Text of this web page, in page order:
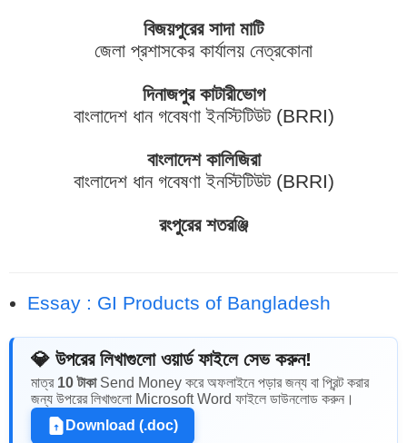
বিজয়পুরের সাদা মাটি
জেলা প্রশাসকের কার্যালয় নেত্রকোনা
দিনাজপুর কাটারীভোগ
বাংলাদেশ ধান গবেষণা ইনস্টিটিউট (BRRI)
বাংলাদেশ কালিজিরা
বাংলাদেশ ধান গবেষণা ইনস্টিটিউট (BRRI)
রংপুরের শতরঞ্জি
Essay : GI Products of Bangladesh
💎 উপরের লিখাগুলো ওয়ার্ড ফাইলে সেভ করুন!
মাত্র 10 টাকাSend Money করে অফলাইনে পড়ার জন্য বা প্রিন্ট করার
জন্য উপরের লিখাগুলো Microsoft Word ফাইলে ডাউনলোড করুন।
Download (.doc)